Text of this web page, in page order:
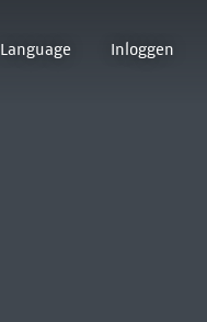
Language Inloggen